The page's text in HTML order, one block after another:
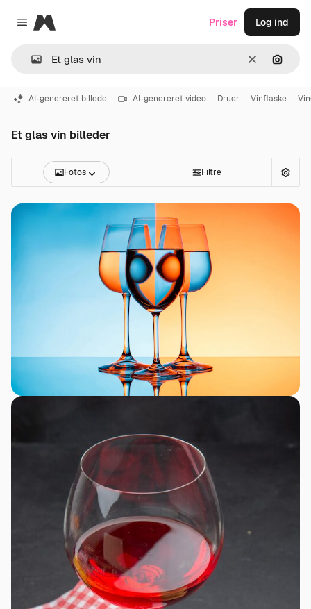
Close menu
Magnific
Klar Søg
Priser Log ind
AI-genereret billede AI-genereret video Druer Vinflaske
Et glas vin billeder
Fotos Filtre